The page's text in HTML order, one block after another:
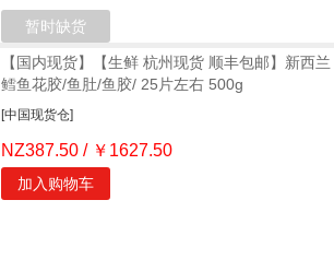
暂时缺货
【国内现货】【生鲜 杭州现货 顺丰包邮】新西兰
鳕鱼花胶/鱼肚/鱼胶/ 25片左右 500g
[中国现货仓]
NZ387.50 / ￥1627.50
加入购物车